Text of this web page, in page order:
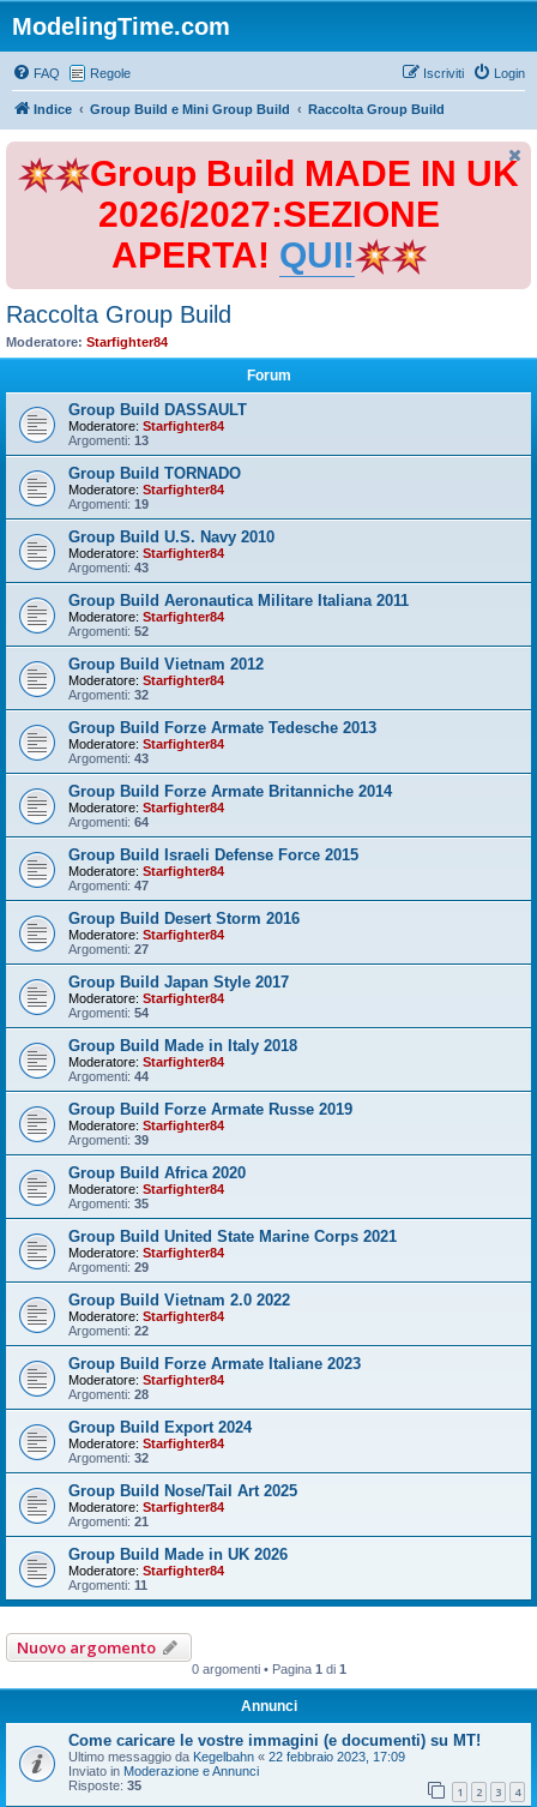
ModelingTime.com
FAQ Regole Login
Iscriviti
Indice Group Build e Mini Group Build Raccolta Group Build
Group Build MADE IN UK
2026/2027:SEZIONE
APERTA! QUI!
Raccolta Group Build
Moderatore: Starfighter84
Forum
Group Build DASSAULT
Moderatore: Starfighter84
Argomenti: 13
Group Build TORNADO
Moderatore: Starfighter84
Argomenti: 19
Group Build U.S. Navy 2010
Moderatore: Starfighter84
Argomenti: 43
Group Build Aeronautica Militare Italiana 2011
Moderatore: Starfighter84
Argomenti: 52
Group Build Vietnam 2012
Moderatore: Starfighter84
Argomenti: 32
Group Build Forze Armate Tedesche 2013
Moderatore: Starfighter84
Argomenti: 43
Group Build Forze Armate Britanniche 2014
Moderatore: Starfighter84
Argomenti: 64
Group Build Israeli Defense Force 2015
Moderatore: Starfighter84
Argomenti: 47
Group Build Desert Storm 2016
Moderatore: Starfighter84
Argomenti: 27
Group Build Japan Style 2017
Moderatore: Starfighter84
Argomenti: 54
Group Build Made in Italy 2018
Moderatore: Starfighter84
Argomenti: 44
Group Build Forze Armate Russe 2019
Moderatore: Starfighter84
Argomenti: 39
Group Build Africa 2020
Moderatore: Starfighter84
Argomenti: 35
Group Build United State Marine Corps 2021
Moderatore: Starfighter84
Argomenti: 29
Group Build Vietnam 2.0 2022
Moderatore: Starfighter84
Argomenti: 22
Group Build Forze Armate Italiane 2023
Moderatore: Starfighter84
Argomenti: 28
Group Build Export 2024
Moderatore: Starfighter84
Argomenti: 32
Group Build Nose/Tail Art 2025
Moderatore: Starfighter84
Argomenti: 21
Group Build Made in UK 2026
Moderatore: Starfighter84
Argomenti: 11
Nuovo argomento
0 argomenti • Pagina 1 di 1
Annunci
Come caricare le vostre immagini (e documenti) su MT!
Ultimo messaggio da Kegelbahn « 22 febbraio 2023, 17:09
Inviato in Moderazione e Annunci
Risposte: 35 1 2 3 4